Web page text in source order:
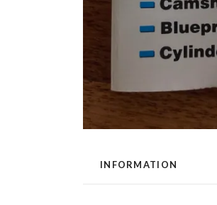
INFORMATION